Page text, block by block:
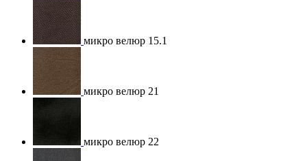
микро велюр 15.1
микро велюр 21
микро велюр 22